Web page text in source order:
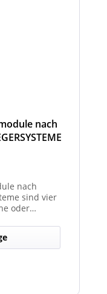
nach
nach
sind vier
oder
die
im
Sicherheit